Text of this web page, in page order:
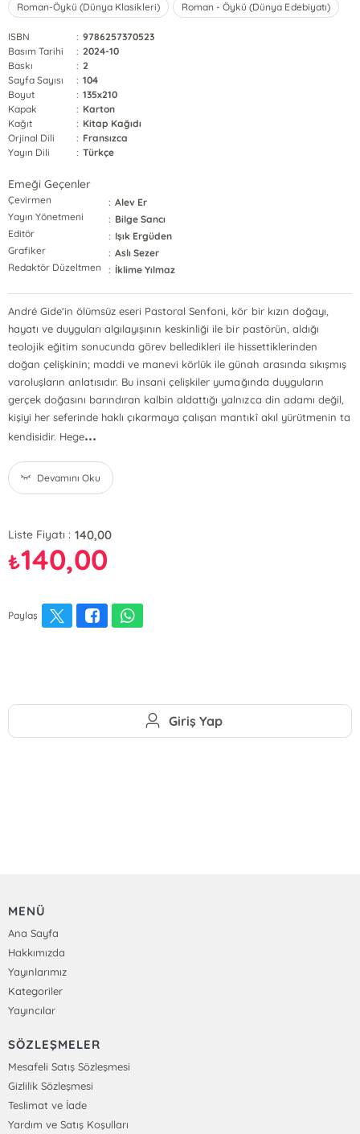
Roman-Öykü (Dünya Klasikleri) Roman - Öykü (Dünya Edebiyatı)
ISBN : 9786257370523
Basım Tarihi
: 2024-10
Baskı
: 2
Sayfa Sayısı
: 104
Boyut
: 135x210
Kapak
: Karton
Kağıt
: Kitap Kağıdı
Orjinal Dili
: Fransızca
Yayın Dili
: Türkçe
Emeği Geçenler
Çevirmen : Alev Er
Yayın Yönetmeni
: Bilge Sancı
Editör
: Işık Ergüden
Grafiker
: Aslı Sezer
Redaktör Düzeltmen
: İklime Yılmaz
André Gide'in ölümsüz eseri Pastoral Senfoni, kör bir kızın doğayı,
hayatı ve duyguları algılayışının keskinliği ile bir pastörün, aldığı
teolojik eğitim sonucunda görev belledikleri ile hissettiklerinden
doğan çelişkinin; maddi ve manevi körlük ile günah arasında sıkışmış
varoluşların anlatısıdır. Bu insani çelişkiler yumağında duyguların
gerçek doğasını barındıran kalbin aldattığı yalnızca din adamı değil,
kişiyi her seferinde haklı çıkarmaya çalışan mantıkî akıl yürütmenin ta
kendisidir. Hege...
Devamını Oku
Liste Fiyatı : 140,00
₺140,00
Paylaş
Giriş Yap
MENÜ
Ana Sayfa
Hakkımızda
Yayınlarımız
Kategoriler
Yayıncılar
SÖZLEŞMELER
Mesafeli Satış Sözleşmesi
Gizlilik Sözleşmesi
Teslimat ve İade
Yardım ve Satış Koşulları